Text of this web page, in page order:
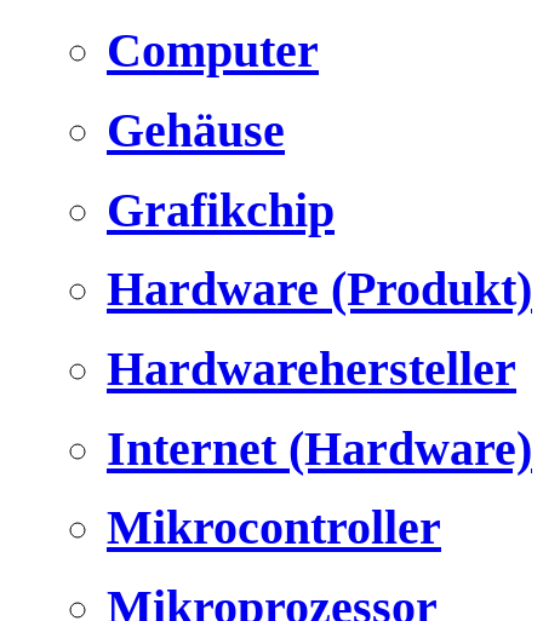
Computer
Gehäuse
Grafikchip
Hardware (Produkt)
Hardwarehersteller
Internet (Hardware)
Mikrocontroller
Mikroprozessor